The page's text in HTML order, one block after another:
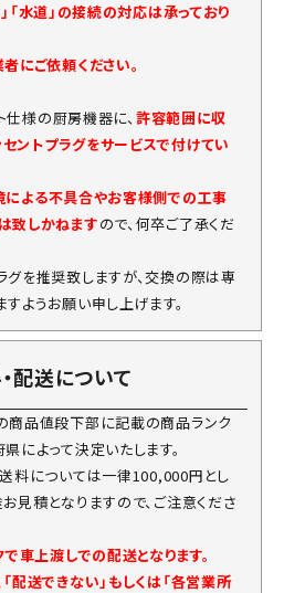
」「水道」の接続の対応は承っており
にご依頼ください。
様の厨房機器に、許容範囲に収
ントプラグをサービスで付けてい
よる不具合やお客様側での工事
致しかねますので、何卒ご了承くだ
を推奨致しますが、交換の際は専
ようお願い申し上げます。
配送について
商品値段下部に記載の商品ランク
によって決定いたします。
料については一律100,000円とし
見積となりますので、ご注意くださ
車上渡しでの配送となります。
配送できない」もしくは「各営業所